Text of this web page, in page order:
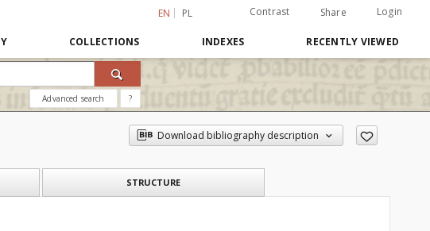
EN PL Contrast Share Login
COLLECTIONS INDEXES RECENTLY VIEWED
Advanced search ?
Download bibliography description
STRUCTURE